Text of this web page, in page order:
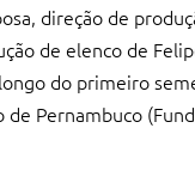
direção de
de elenco de
do primeiro
Pernambuco